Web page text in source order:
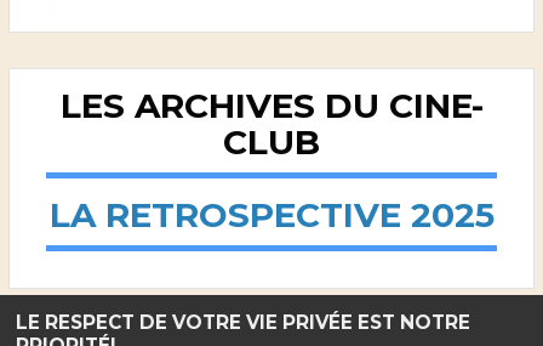
LE RESPECT DE VOTRE VIE PRIVÉE EST NOTRE
LES ARCHIVES DU CINE-
CLUB
LA RETROSPECTIVE 2025